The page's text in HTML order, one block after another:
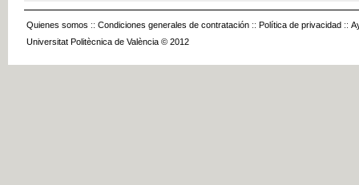
Quienes somos :: Condiciones generales de contratación :: Política de privacidad ::
Universitat Politècnica de València © 2012